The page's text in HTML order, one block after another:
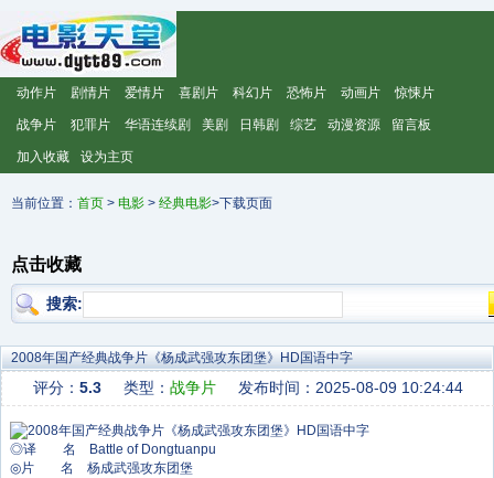
动作片 剧情片 爱情片 喜剧片 科幻片 恐怖片 动画片 惊悚片
战争片 犯罪片 华语连续剧 美剧 日韩剧 综艺 动漫资源 留言板
加入收藏 设为主页
当前位置： 首页 > 电影 > 经典电影>下载页面
点击收藏
搜索:
2008年国产经典战争片《杨成武强攻东团堡》HD国语中字
评分： 5.3 类型： 战争片 发布时间：2025-08-09 10:24:44
◎译 名 Battle of Dongtuanpu
◎片 名 杨成武强攻东团堡